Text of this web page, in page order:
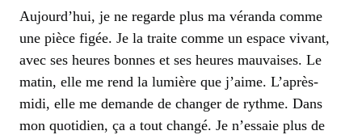
Aujourd’hui, je ne regarde plus ma véranda comme
une pièce figée. Je la traite comme un espace vivant,
avec ses heures bonnes et ses heures mauvaises. Le
matin, elle me rend la lumière que j’aime. L’après-
midi, elle me demande de changer de rythme. Dans
mon quotidien, ça a tout changé. Je n’essaie plus de